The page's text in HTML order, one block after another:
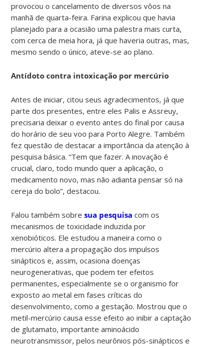
provocou o cancelamento de diversos vôos na
manhã de quarta-feira. Farina explicou que havia
planejado para a ocasião uma palestra mais curta,
com cerca de meia hora, já que haveria outras, mas,
mesmo sendo o único, ateve-se ao plano.
Antídoto contra intoxicação por mercúrio
Antes de iniciar, citou seus agradecimentos, já que
parte dos presentes, entre eles Palis e Assreuy,
precisaria deixar o evento antes do final por causa
do horário de seu voo para Porto Alegre. Também
fez questão de destacar a importância da atenção à
pesquisa básica. “Tem que fazer. A inovação é
crucial, claro, todo mundo quer a aplicação, o
medicamento novo, mas não adianta pensar só na
cereja do bolo”, destacou.
Falou também sobresua pesquisa com os
mecanismos de toxicidade induzida por
xenobióticos. Ele estudou a maneira como o
mercúrio altera a propagação dos impulsos
sinápticos e, assim, ocasiona doenças
neurogenerativas, que podem ter efeitos
permanentes, especialmente se o organismo for
exposto ao metal em fases críticas do
desenvolvimento, como a gestação. Mostrou que o
metil-mercúrio causa esse efeito ao inibir a captação
de glutamato, importante aminoácido
neurotransmissor, pelos neurônios pós-sinápticos e